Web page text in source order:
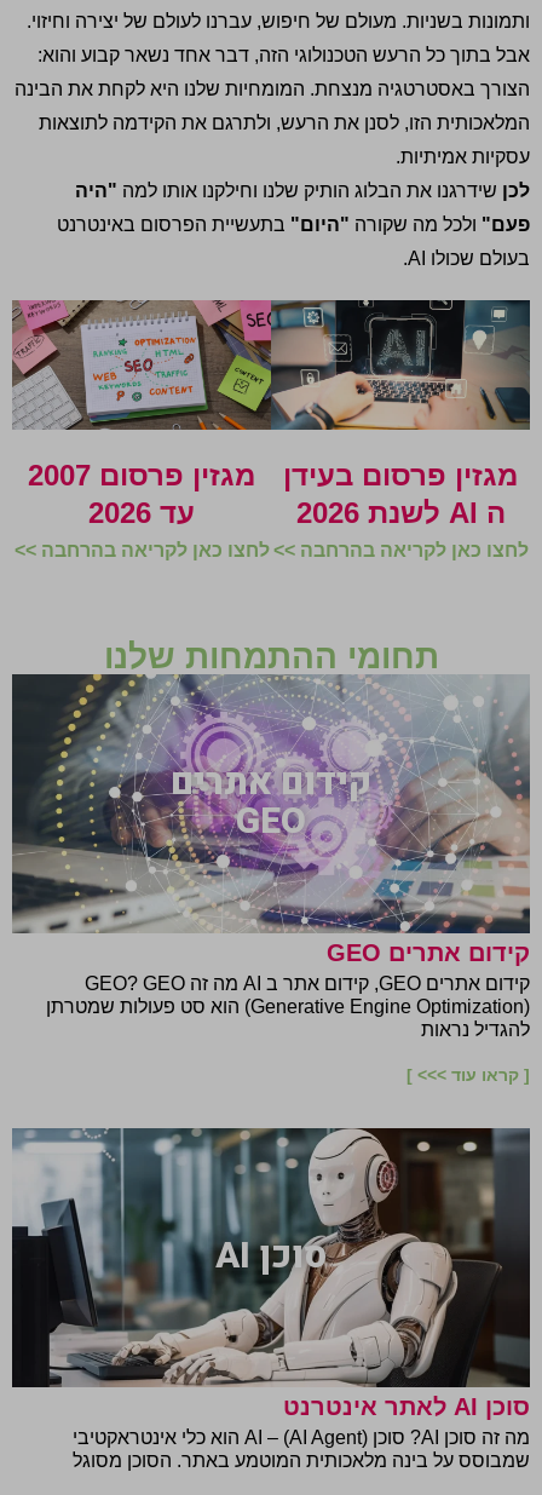
ותמונות בשניות. מעולם של חיפוש, עברנו לעולם של יצירה וחיזוי.
אבל בתוך כל הרעש הטכנולוגי הזה, דבר אחד נשאר קבוע והוא:
הצורך באסטרטגיה מנצחת. המומחיות שלנו היא לקחת את הבינה
המלאכותית הזו, לסנן את הרעש, ולתרגם את הקידמה לתוצאות
עסקיות אמיתיות.
לכן שידרגנו את הבלוג הותיק שלנו וחילקנו אותו למה "היה
פעם" ולכל מה שקורה "היום" בתעשיית הפרסום באינטרנט
בעולם שכולו AI.
מגזין פרסום בעידן
ה AI לשנת 2026
לחצו כאן לקריאה בהרחבה >>
מגזין פרסום 2007
עד 2026
לחצו כאן לקריאה בהרחבה >>
תחומי ההתמחות שלנו
קידום אתרים
GEO
קידום אתרים GEO
קידום אתרים GEO, קידום אתר ב AI מה זה GEO? GEO
(Generative Engine Optimization) הוא סט פעולות שמטרתן
להגדיל נראות
[ קראו עוד >>> ]
סוכן AI
סוכן AI לאתר אינטרנט
מה זה סוכן AI? סוכן AI – (AI Agent) הוא כלי אינטראקטיבי
שמבוסס על בינה מלאכותית המוטמע באתר. הסוכן מסוגל